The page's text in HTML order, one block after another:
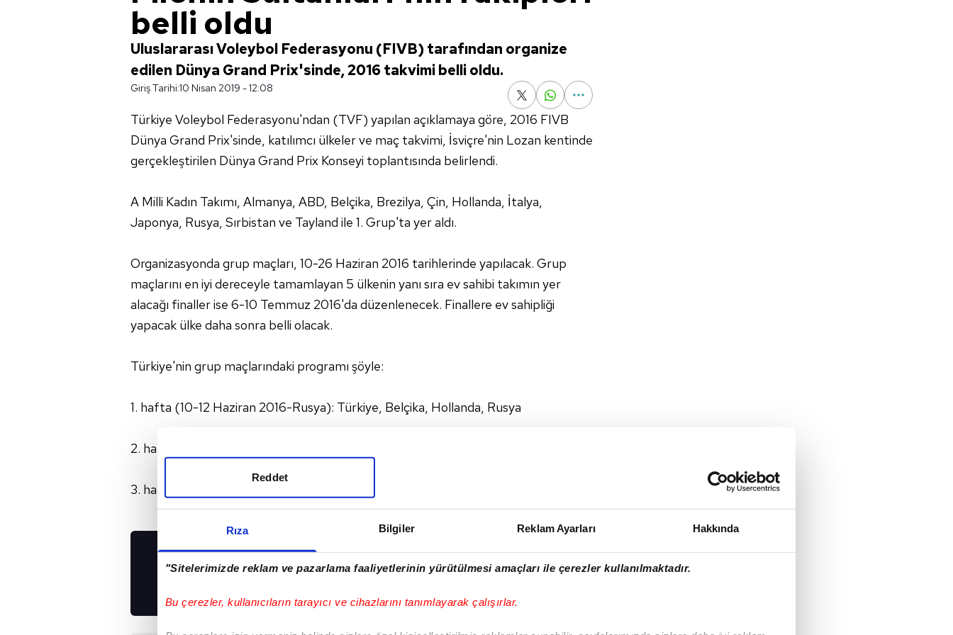
Rıza Bilgiler Reklam Ayarları Hakkında
"Sitelerimizde reklam ve pazarlama faaliyetlerinin yürütülmesi amaçları ile çerezler kullanılmaktadır.
Bu çerezler, kullanıcıların tarayıcı ve cihazlarını tanımlayarak çalışırlar.
Reddet
belli oldu
Uluslararası Voleybol Federasyonu (FIVB) tarafından organize
edilen Dünya Grand Prix'sinde, 2016 takvimi belli oldu.
Giriş Tarihi:10 Nisan 2019 - 12:08
Türkiye Voleybol Federasyonu'ndan (TVF) yapılan açıklamaya göre, 2016 FIVB
Dünya Grand Prix'sinde, katılımcı ülkeler ve maç takvimi, İsviçre'nin Lozan kentinde
gerçekleştirilen Dünya Grand Prix Konseyi toplantısında belirlendi.
A Milli Kadın Takımı, Almanya, ABD, Belçika, Brezilya, Çin, Hollanda, İtalya,
Japonya, Rusya, Sırbistan ve Tayland ile 1. Grup'ta yer aldı.
Organizasyonda grup maçları, 10-26 Haziran 2016 tarihlerinde yapılacak. Grup
maçlarını en iyi dereceyle tamamlayan 5 ülkenin yanı sıra ev sahibi takımın yer
alacağı finaller ise 6-10 Temmuz 2016'da düzenlenecek. Finallere ev sahipliği
yapacak ülke daha sonra belli olacak.
Türkiye'nin grup maçlarındaki programı şöyle:
1. hafta (10-12 Haziran 2016-Rusya): Türkiye, Belçika, Hollanda, Rusya
2. hafta (17-19 Haziran 2016-ABD): Türkiye, Almanya, ABD, Japonya
3. hafta (24-26 Haziran 2016-Türkiye): Türkiye, Belçika, Brezilya, İtalya
UYGULAMALARIMIZI